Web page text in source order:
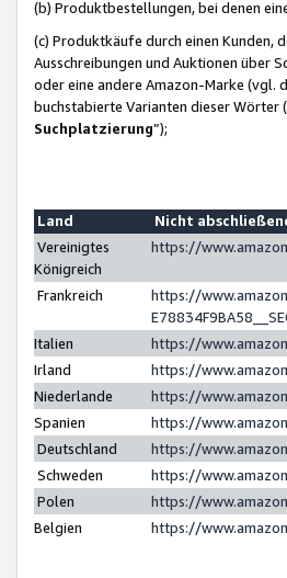
(b) Produktbestellungen, bei denen
(c) Produktkäufe durch einen Kunden,
Ausschreibungen und Auktionen über
oder eine andere Amazon-Marke (vgl.
buchstabierte Varianten dieser Wörter
Suchplatzierung”);
Land
Nicht
Vereinigtes
Königreich
https://
Frankreich
https://
Italien
https://
Irland
https://
Niederlande
https://
Spanien
https://
Deutschland
https://
Schweden
https://
Polen
https://
Belgien
https://